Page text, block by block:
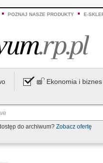
POZNAJ NASZE PRODUKTY E-
Ekonomia i biznes
do archiwum? Zobacz ofertę